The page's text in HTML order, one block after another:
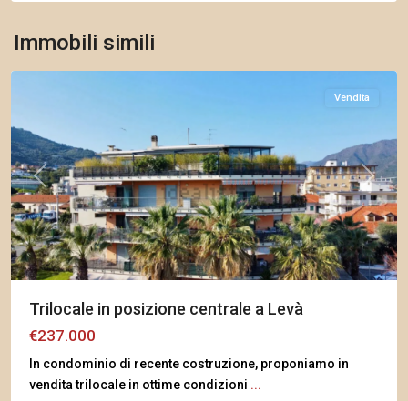
Immobili simili
Taggia
Previous Next
Vendita
Trilocale in posizione centrale a Levà
€237.000
In condominio di recente costruzione, proponiamo in
vendita trilocale in ottime condizioni ...